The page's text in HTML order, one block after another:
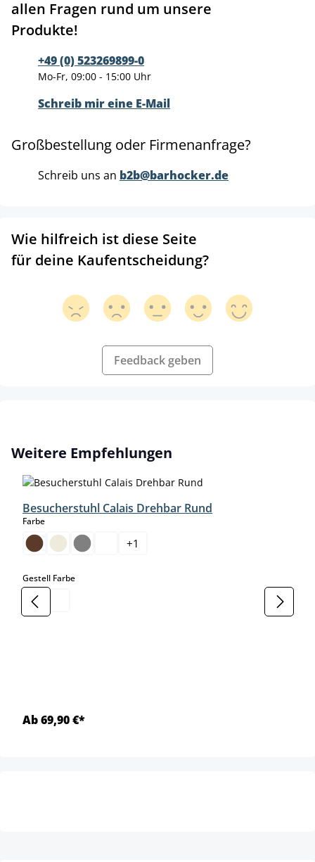
allen Fragen rund um unsere
Produkte!
+49 (0) 523269899-0
Mo-Fr, 09:00 - 15:00 Uhr
Schreib mir eine E-Mail
Großbestellung oder Firmenanfrage?
Schreib uns an b2b@barhocker.de
Wie hilfreich ist diese Seite
für deine Kaufentscheidung?
Feedback geben
Produktgalerie überspringen
Weitere Empfehlungen
Besucherstuhl Calais Drehbar Rund
Farbeauswählen
+1
Gestell Farbeauswählen
Ab 69,90 €*